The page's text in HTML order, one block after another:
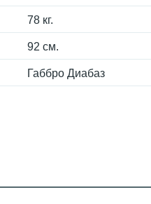
78 кг.
92 см.
Габбро Диабаз